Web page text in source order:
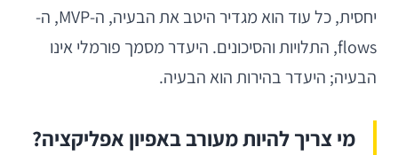
יחסית, כל עוד הוא מגדיר היטב את הבעיה, ה-MVP, ה-
flows, התלויות והסיכונים. היעדר מסמך פורמלי אינו
הבעיה; היעדר בהירות הוא הבעיה.
מי צריך להיות מעורב באפיון אפליקציה?